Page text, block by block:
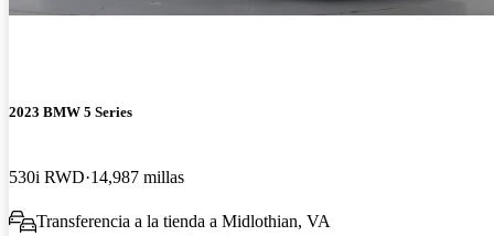
2023 BMW 5 Series
530i RWD 14,987 millas
Transferencia a la tienda a Midlothian, VA